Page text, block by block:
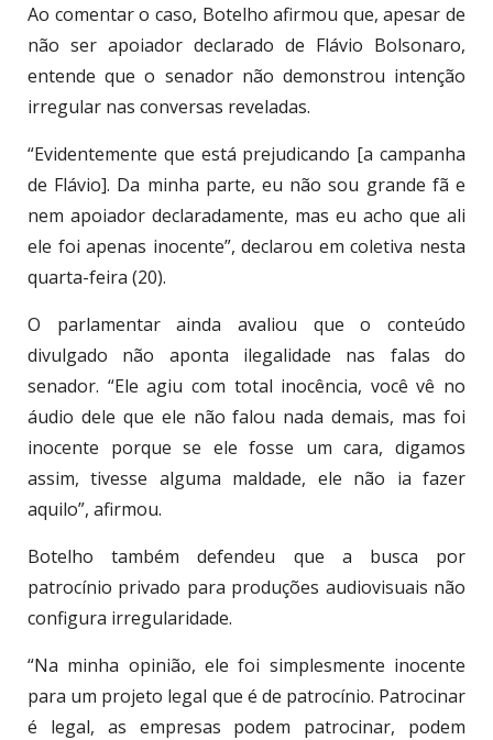
Ao comentar o caso, Botelho afirmou que, apesar de
não ser apoiador declarado de Flávio Bolsonaro,
entende que o senador não demonstrou intenção
irregular nas conversas reveladas.
“Evidentemente que está prejudicando [a campanha
de Flávio]. Da minha parte, eu não sou grande fã e
nem apoiador declaradamente, mas eu acho que ali
ele foi apenas inocente”, declarou em coletiva nesta
quarta-feira (20).
O parlamentar ainda avaliou que o conteúdo
divulgado não aponta ilegalidade nas falas do
senador. “Ele agiu com total inocência, você vê no
áudio dele que ele não falou nada demais, mas foi
inocente porque se ele fosse um cara, digamos
assim, tivesse alguma maldade, ele não ia fazer
aquilo”, afirmou.
Botelho também defendeu que a busca por
patrocínio privado para produções audiovisuais não
configura irregularidade.
“Na minha opinião, ele foi simplesmente inocente
para um projeto legal que é de patrocínio. Patrocinar
é legal, as empresas podem patrocinar, podem